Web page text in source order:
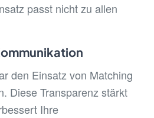
passt nicht zu allen
den Einsatz von Matching
Diese Transparenz stärkt
Ihre